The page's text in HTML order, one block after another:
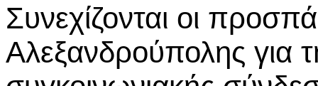
Συνεχίζονται οι
Αλεξανδρούπολης για